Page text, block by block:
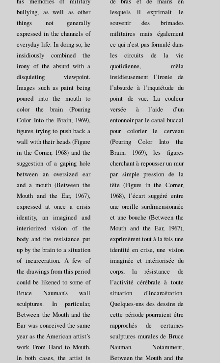
bullying, as well as other
things not generally
expressed in the channels of
everyday life. In doing so, he
insidiously combined the
irony of the absurd with a
disquieting viewpoint.
Images such as paint being
poured into the mouth to
color the brain (Pouring
Color Into the Brain, 1969),
figures trying to push back a
wall with their heads (Figure
in the Corner, 1968) and the
suggestion of a gaping hole
between an oversized ear
and a mouth (Between the
Mouth and the Ear, 1967),
expressed at once a crisis
identity, an imagined and
interiorized vision of the
body and the resistance put
up by the brain to a situation
of incarceration. A few of
the drawings from this period
could be likened to some of
Bruce Nauman’s wall
sculptures. In particular,
Between the Mouth and the
Ear was conceived the same
year as the American artist’s
work From Hand to Mouth.
In both cases, the artist is
lesquels il exprimait le
souvenir des brimades
militaires mais également
ce qui n’est pas formulé dans
les circuits de la vie
quotidienne, mêla
insidieusement l’ironie de
l’absurde à l’inquiétude du
point de vue. La couleur
versée à l’aide d’un
entonnoir par le canal buccal
pour colorier le cerveau
(Pouring Color Into the
Brain, 1969), les figures
cherchant à repousser un mur
par simple pression de la
tête (Figure in the Corner,
1968), l’écart suggéré entre
une oreille surdimensionnée
et une bouche (Between the
Mouth and the Ear, 1967),
exprimèrent tout à la fois une
identité en crise, une vision
imaginée et intériorisée du
corps, la résistance de
l’activité cérébrale à toute
situation d’incarcération.
Quelques-uns des dessins de
cette période pourraient être
rapprochés de certaines
sculptures murales de Bruce
Nauman. Notamment,
Between the Mouth and the